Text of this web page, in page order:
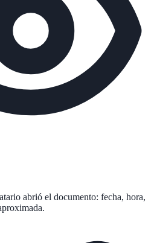
abrió el documento: fecha, hora,